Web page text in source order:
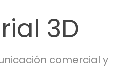
3D
comercial y